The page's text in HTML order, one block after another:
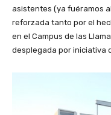
asistentes (ya fuéramos
reforzada tanto por el
en el Campus de las
desplegada por iniciativa